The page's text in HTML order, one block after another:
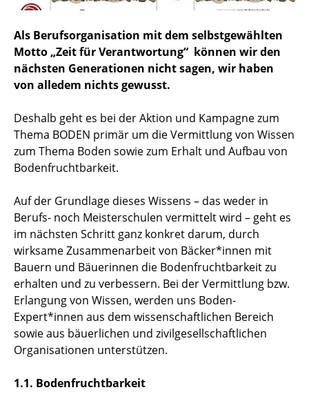
Als Berufsorganisation mit dem selbstgewählten
Motto „Zeit für Verantwortung“ können wir den
nächsten Generationen nicht sagen, wir haben
von alledem nichts gewusst.
Deshalb geht es bei der Aktion und Kampagne zum
Thema BODEN primär um die Vermittlung von Wissen
zum Thema Boden sowie zum Erhalt und Aufbau von
Bodenfruchtbarkeit.
Auf der Grundlage dieses Wissens – das weder in
Berufs- noch Meisterschulen vermittelt wird – geht es
im nächsten Schritt ganz konkret darum, durch
wirksame Zusammenarbeit von Bäcker*innen mit
Bauern und Bäuerinnen die Bodenfruchtbarkeit zu
erhalten und zu verbessern. Bei der Vermittlung bzw.
Erlangung von Wissen, werden uns Boden-
Expert*innen aus dem wissenschaftlichen Bereich
sowie aus bäuerlichen und zivilgesellschaftlichen
Organisationen unterstützen.
1.1. Bodenfruchtbarkeit